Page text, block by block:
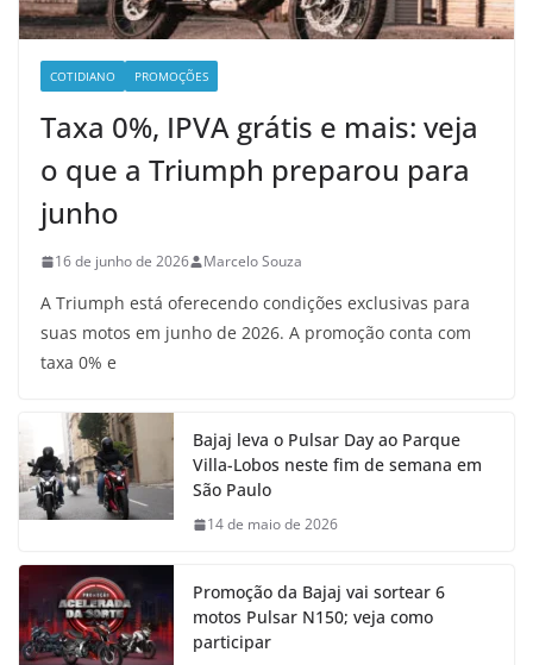
COTIDIANO PROMOÇÕES
Taxa 0%, IPVA grátis e mais: veja
o que a Triumph preparou para
junho
16 de junho de 2026 Marcelo Souza
A Triumph está oferecendo condições exclusivas para
suas motos em junho de 2026. A promoção conta com
taxa 0% e
Bajaj leva o Pulsar Day ao Parque
Villa-Lobos neste fim de semana em
São Paulo
14 de maio de 2026
Promoção da Bajaj vai sortear 6
motos Pulsar N150; veja como
participar